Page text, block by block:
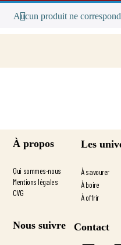
Aucun produit ne
À propos
Qui sommes-nous
Mentions légales
CVG
Les
À savourer
À boire
À offrir
Nous suivre Contact